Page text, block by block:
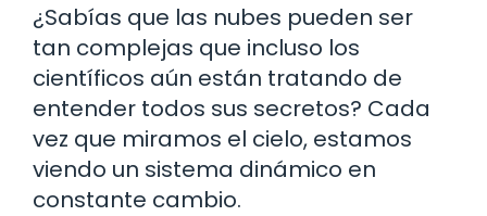
¿Sabías que las nubes pueden ser
tan complejas que incluso los
científicos aún están tratando de
entender todos sus secretos? Cada
vez que miramos el cielo, estamos
viendo un sistema dinámico en
constante cambio.